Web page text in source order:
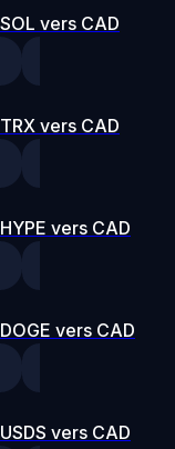
SOL vers CAD
TRX vers CAD
HYPE vers CAD
DOGE vers CAD
USDS vers CAD